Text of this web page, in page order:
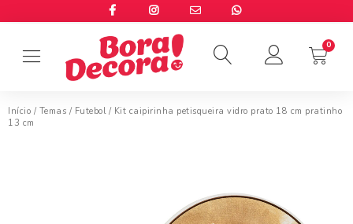
Início / Temas / Futebol/ Kit caipirinha petisqueira vidro prato 18 cm pratinho
13 cm